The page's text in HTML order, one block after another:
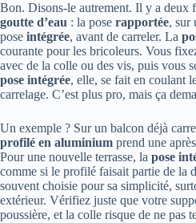
Bon. Disons-le autrement. Il y a deux
goutte d’eau : la pose rapportée, sur
pose intégrée, avant de carreler. La
courante pour les bricoleurs. Vous
avec de la colle ou des vis, puis vous
pose intégrée, elle, se fait en coulant
carrelage. C’est plus pro, mais ça
Un exemple ? Sur un balcon déjà
profilé en aluminium prend une
Pour une nouvelle terrasse, la pose
comme si le profilé faisait partie de la
souvent choisie pour sa simplicité,
extérieur. Vérifiez juste que votre
poussière, et la colle risque de ne pas